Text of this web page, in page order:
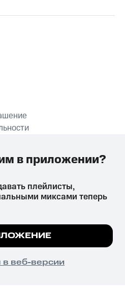
ПРИЛОЖЕНИЕ
причиняет вред здоровью,
и влечёт установленную
на сайте все
плейлисты,
миксами теперь
в веб-версии